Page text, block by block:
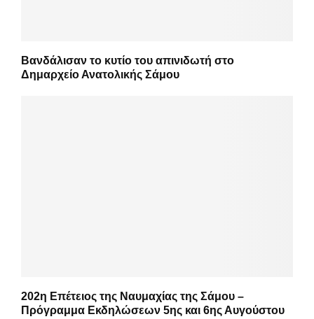
Βανδάλισαν το κυτίο του απινιδωτή στο
Δημαρχείο Ανατολικής Σάμου
202η Επέτειος της Ναυμαχίας της Σάμου –
Πρόγραμμα Εκδηλώσεων 5ης και 6ης Αυγούστου